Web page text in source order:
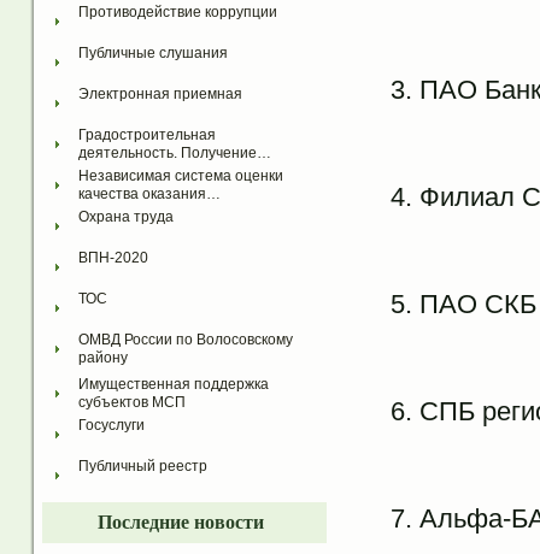
Противодействие коррупции
Публичные слушания
Электронная приемная
Градостроительная
деятельность. Получение…
Независимая система оценки
качества оказания…
Охрана труда
ВПН-2020
ТОС
ОМВД России по Волосовскому
району
Имущественная поддержка
субъектов МСП
Госуслуги
Публичный реестр
Последние новости
ПАО Банк
Филиал
ПАО СКБ
СПБ
Альфа-